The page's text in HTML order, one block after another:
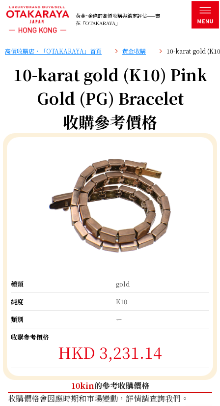
黃金･金條的高價收購與鑑定評估——盡
在「OTAKARAYA」
高價收購店・「OTAKARAYA」首頁 黄金收購 10-karat gold
10-karat gold (K10) Pink
Gold (PG) Bracelet
收購參考價格
種類
gold
純度
K10
類別
ー
收購參考價格
HKD 3,231.14
10kin的參考收購價格
收購價格會因應時期和市場變動，詳情請查詢我們。